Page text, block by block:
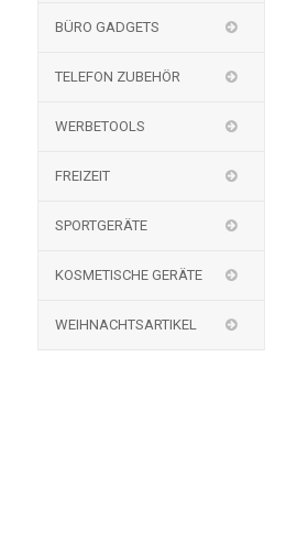
BÜRO GADGETS
TELEFON ZUBEHÖR
WERBETOOLS
FREIZEIT
SPORTGERÄTE
KOSMETISCHE GERÄTE
WEIHNACHTSARTIKEL